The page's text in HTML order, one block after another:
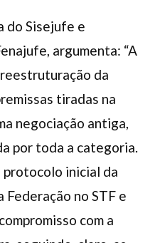
do Sisejufe e
argumenta: “A
da
tiradas na
negociação antiga,
por toda a categoria.
protocolo inicial da
no STF e
com a